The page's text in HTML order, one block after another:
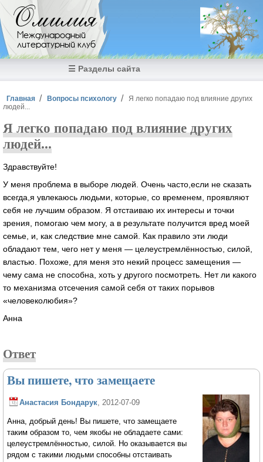
Перейти к основному содержанию
Омилия
Международный
литературный клуб
☰ Разделы сайта
Вы здесь
Главная Вопросы психологу
Я легко попадаю под влияние других
людей...
Я легко попадаю под влияние других
людей...
Здравствуйте!
У меня проблема в выборе людей. Очень часто,если не сказать
всегда,я увлекаюсь людьми, которые, со временем, проявляют
себя не лучшим образом. Я отстаиваю их интересы и точки
зрения, помогаю чем могу, а в результате получится вред моей
семье, и, как следствие мне самой. Как правило эти люди
обладают тем, чего нет у меня — целеустремлённостью, силой,
властью. Похоже, для меня это некий процесс замещения —
чему сама не способна, хоть у другого посмотреть. Нет ли какого
то механизма отсечения самой себя от таких порывов
«человеколюбия»?
Анна
Ответ
Вы пишете, что замещаете
Анастасия Бондарук , 2012-07-09
Анна, добрый день! Вы пишете, что замещаете
таким образом то, чем якобы не обладаете сами:
целеустремлённостью, силой. Но оказывается вы
рядом с такими людьми способны отстаивать